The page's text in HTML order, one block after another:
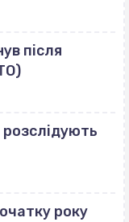
після
року